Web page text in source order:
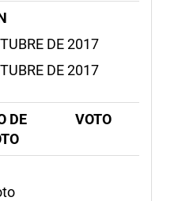
DE 2017
DE 2017
DE
VOTO